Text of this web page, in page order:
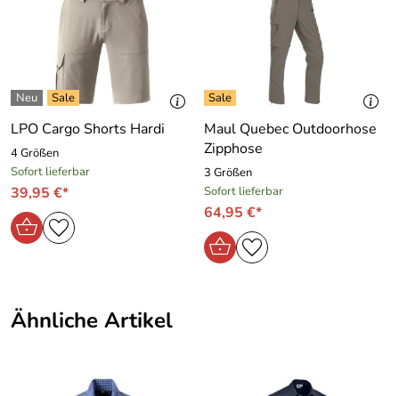
rotkariertes Freizeithemd vom Columbia. Angenehmes
Material, lässig zu tragen . Das Columbia Hemd ist in der
Farbe rotkariert und hat eine Brusttasche. Seitlich kleine
Schlitze - so kann das Karohemd in der Hose oder über der
Hose getragen werden.
Material des Columbia Hemd:
100 % Baumwolle
Farbe: rot-schwarz-weiss kariert
LPO Cargo Shorts Hardi
4 Größen
Sofort lieferbar
39,95 €*
Maul Quebec Outdoorhose
Zipphose
3 Größen
Sofort lieferbar
64,95 €*
Ähnliche Artikel